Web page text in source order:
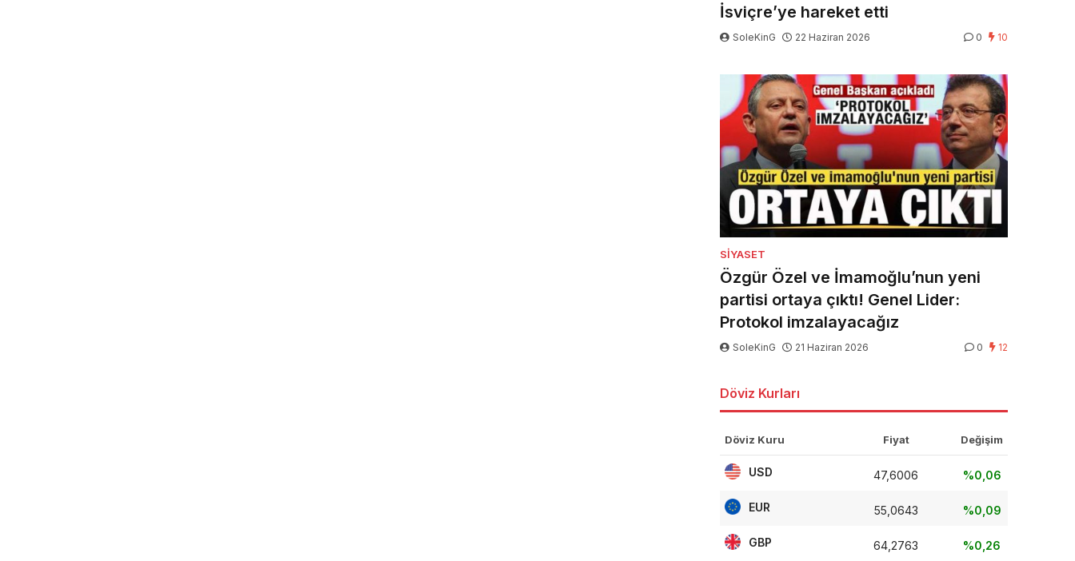
İsviçre’ye hareket etti
SoleKinG 22 Haziran 2026 0 10
SIYASET
Özgür Özel ve İmamoğlu’nun yeni
partisi ortaya çıktı! Genel Lider:
Protokol imzalayacağız
SoleKinG 21 Haziran 2026 0 12
Döviz Kurları
Döviz Kuru Fiyat Değişim
USD 47,6006 %0,06
EUR 55,0643 %0,09
GBP 64,2763 %0,26